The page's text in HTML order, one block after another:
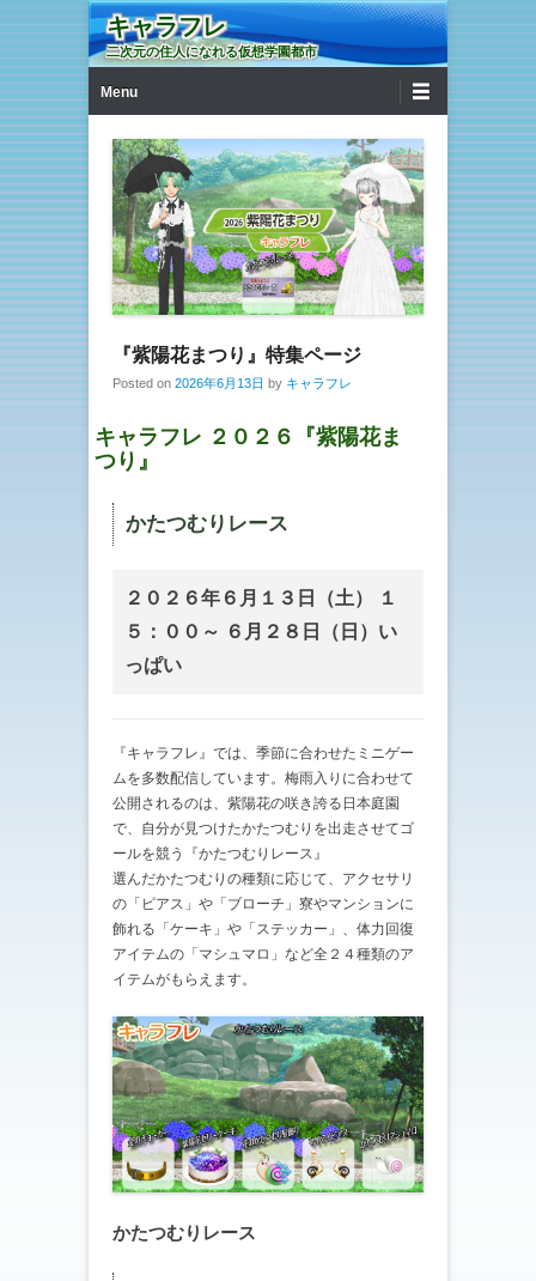
キャラフレ
二次元の住人になれる仮想学園都市
Menu
『紫陽花まつり』特集ページ
Posted on 2026年6月13日 by キャラフレ
キャラフレ ２０２６『紫陽花ま
つり』
かたつむりレース
２０２６年６月１３日（土） １
５：００～ ６月２８日（日）い
っぱい
『キャラフレ』では、季節に合わせたミニゲー
ムを多数配信しています。梅雨入りに合わせて
公開されるのは、紫陽花の咲き誇る日本庭園
で、自分が見つけたかたつむりを出走させてゴ
ールを競う『かたつむりレース』
選んだかたつむりの種類に応じて、アクセサリ
の「ピアス」や「ブローチ」寮やマンションに
飾れる「ケーキ」や「ステッカー」、体力回復
アイテムの「マシュマロ」など全２４種類のア
イテムがもらえます。
かたつむりレース